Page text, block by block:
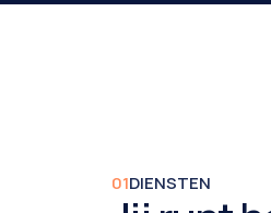
DIENSTEN
01